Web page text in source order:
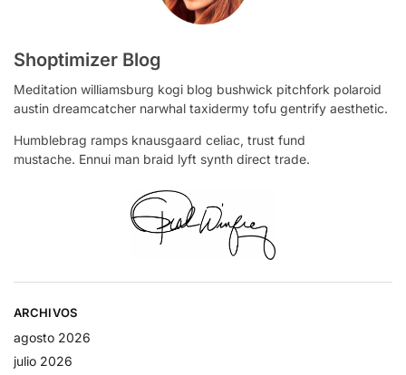
Shoptimizer Blog
Meditation williamsburg kogi blog bushwick pitchfork polaroid
austin dreamcatcher narwhal taxidermy tofu gentrify aesthetic.
Humblebrag ramps knausgaard celiac, trust fund
mustache. Ennui man braid lyft synth direct trade.
ARCHIVOS
agosto 2026
julio 2026